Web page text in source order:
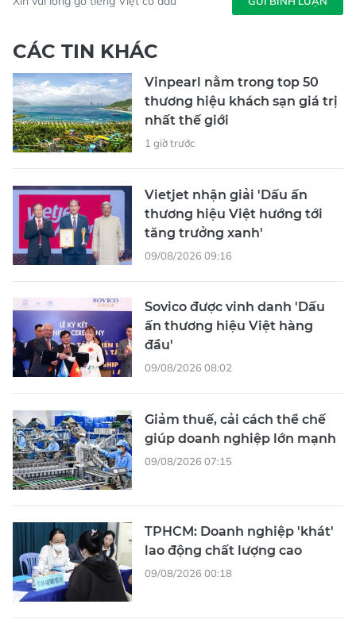
CÁC TIN KHÁC
Vinpearl nằm trong top 50
thương hiệu khách sạn giá trị
nhất thế giới
1 giờ trước
Vietjet nhận giải 'Dấu ấn
thương hiệu Việt hướng tới
tăng trưởng xanh'
09/08/2026 09:16
Sovico được vinh danh 'Dấu
ấn thương hiệu Việt hàng
đầu'
09/08/2026 08:02
Giảm thuế, cải cách thể chế
giúp doanh nghiệp lớn mạnh
09/08/2026 07:15
TPHCM: Doanh nghiệp 'khát'
lao động chất lượng cao
09/08/2026 00:18